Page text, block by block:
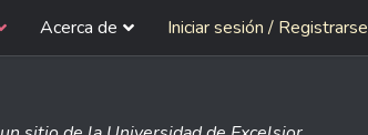
Acerca de Iniciar sesión / Registrarse